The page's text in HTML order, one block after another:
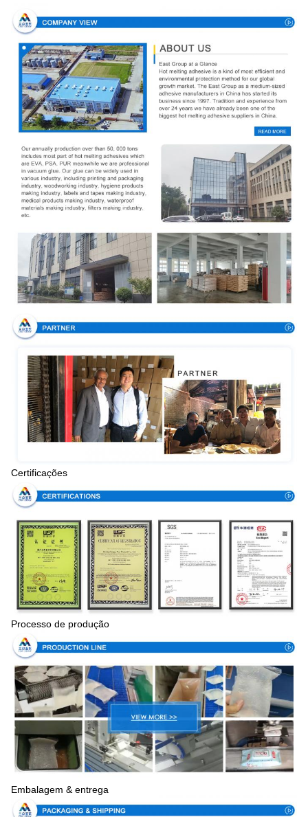
Certificações
Processo de produção
Embalagem & entrega